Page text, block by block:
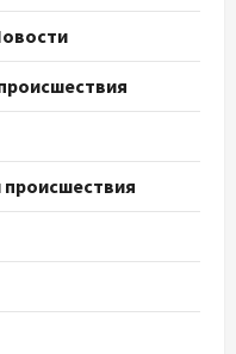
происшествия